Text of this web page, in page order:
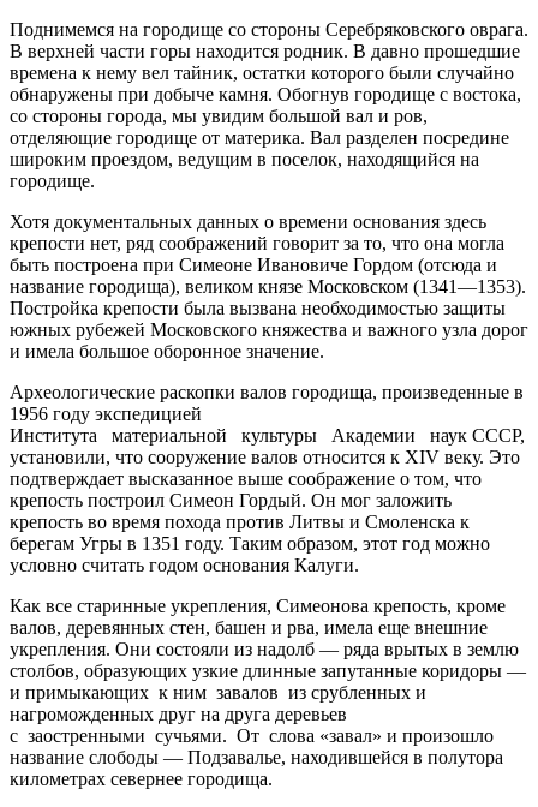
Поднимемся на городище со стороны Серебряковского оврага.
В верхней части горы находится родник. В давно прошедшие
времена к нему вел тайник, остатки которого были случайно
обнаружены при добыче камня. Обогнув городище с востока,
со стороны города, мы увидим большой вал и ров,
отделяющие городище от материка. Вал разделен посредине
широким проездом, ведущим в поселок, находящийся на
городище.
Хотя документальных данных о времени основания здесь
крепости нет, ряд соображений говорит за то, что она могла
быть построена при Симеоне Ивановиче Гордом (отсюда и
название городища), великом князе Московском (1341—1353).
Постройка крепости была вызвана необходимостью защиты
южных рубежей Московского княжества и важного узла дорог
и имела большое оборонное значение.
Археологические раскопки валов городища, произведенные в
1956 году экспедицией
Института материальной культуры Академии наук СССР,
установили, что сооружение валов относится к XIV веку. Это
подтверждает высказанное выше соображение о том, что
крепость построил Симеон Гордый. Он мог заложить
крепость во время похода против Литвы и Смоленска к
берегам Угры в 1351 году. Таким образом, этот год можно
условно считать годом основания Калуги.
Как все старинные укрепления, Симеонова крепость, кроме
валов, деревянных стен, башен и рва, имела еще внешние
укрепления. Они состояли из надолб — ряда врытых в землю
столбов, образующих узкие длинные запутанные коридоры —
и примыкающих к ним завалов из срубленных и
нагроможденных друг на друга деревьев
с заостренными сучьями. От слова «завал» и произошло
название слободы — Подзавалье, находившейся в полутора
километрах севернее городища.